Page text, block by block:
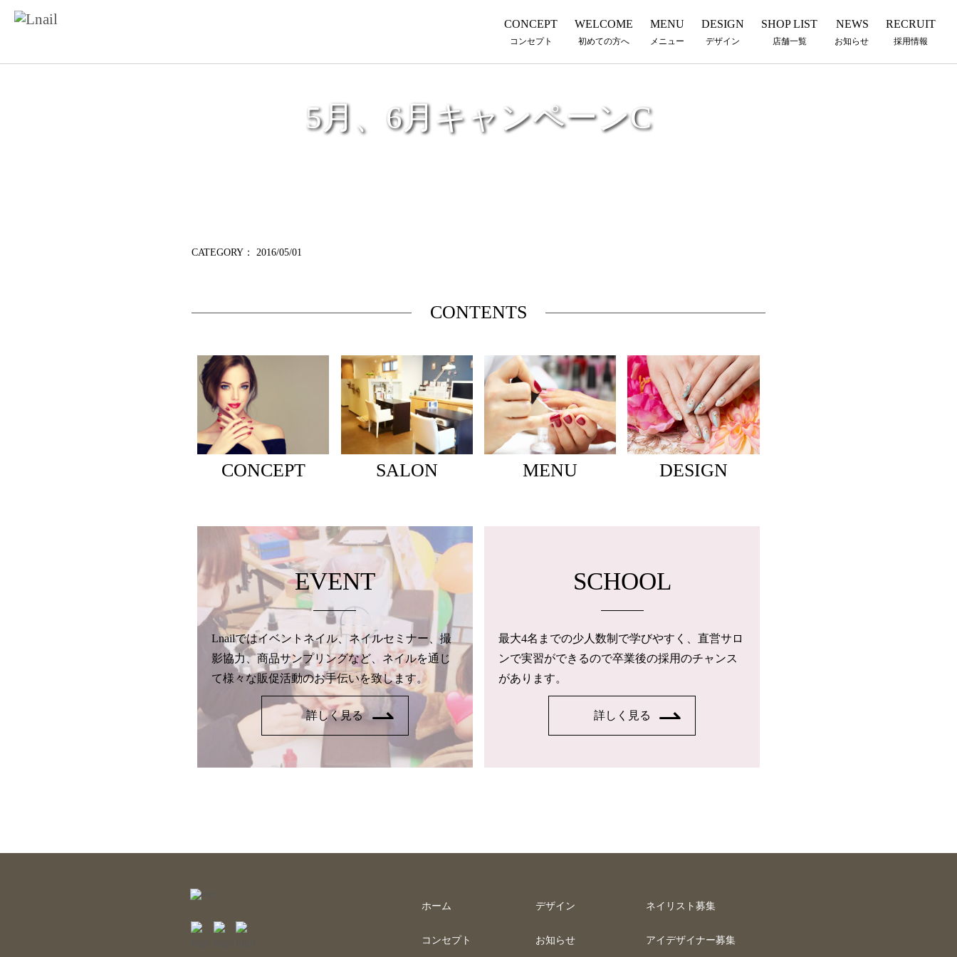
CONCEPT
コンセプト
WELCOME
初めての方へ
MENU
メニュー
DESIGN
デザイン
SHOP LIST
店舗一覧
NEWS
お知らせ
RECRUIT
採用情報
5月、6月キャンペーンC
CATEGORY： 2016/05/01
CONTENTS
CONCEPT SALON MENU DESIGN
EVENT
Lnailではイベントネイル、ネイルセミナー、撮
影協力、商品サンプリングなど、ネイルを通じ
て様々な販促活動のお手伝いを致します。
詳しく見る
SCHOOL
最大4名までの少人数制で学びやすく、直営サロ
ンで実習ができるので卒業後の採用のチャンス
があります。
詳しく見る
ホーム
コンセプト
デザイン
お知らせ
ネイリスト募集
アイデザイナー募集